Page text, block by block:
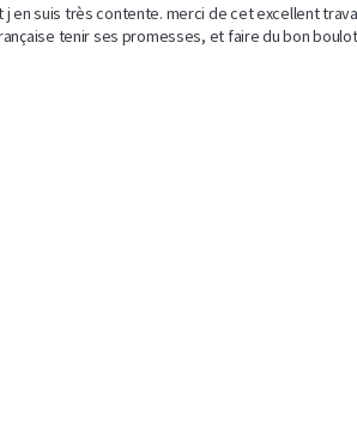
j en suis très contente. merci de cet excellent
tenir ses promesses, et faire du bon